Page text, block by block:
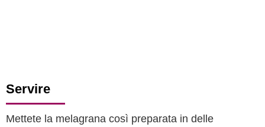
Servire
Mettete la melagrana così preparata in delle